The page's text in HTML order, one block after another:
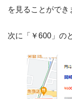
を見ることができ
次に「￥600」の